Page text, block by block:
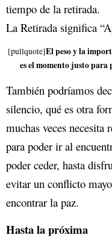
tiempo de la retirada.
La Retirada significa
[pullquote]El peso y la
es el momento justo
También podríamos
silencio, qué es otra
muchas veces necesita
para poder ir al
poder ceder, hasta
evitar un conflicto
encontrar la paz.
Hasta la próxima